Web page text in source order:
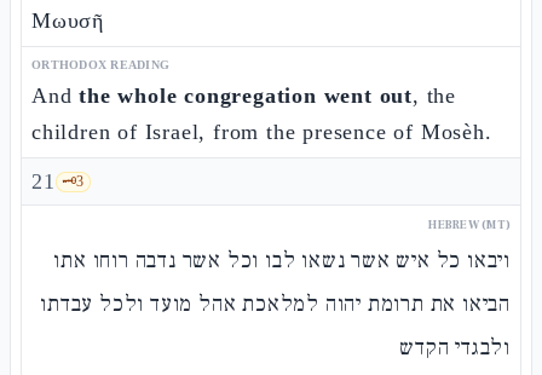
Μωυσῆ
ORTHODOX READING
Andthe whole congregation went out, the
children of Israel, from the presence of Mosèh.
21 🗝️3
HEBREW (MT)
ויבאו כל איש אשר נשאו לבו וכל אשר נדבה רוחו אתו
הביאו את תרומת יהוה למלאכת אהל מועד ולכל עבדתו
ולבגדי הקדש